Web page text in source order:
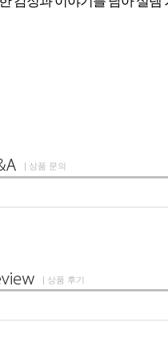
| 상품 문의
| 상품 후기